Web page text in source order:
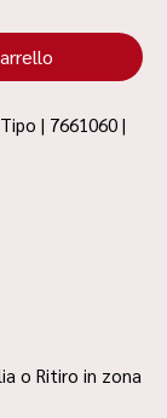
| 7661060 |
o Ritiro in zona